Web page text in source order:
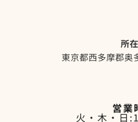
所
東京都西多摩郡奥
営業
火・木・日